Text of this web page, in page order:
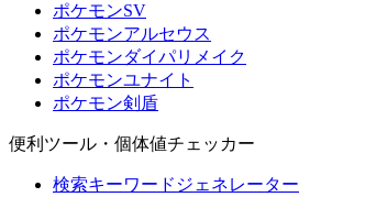
ポケモンSV
ポケモンアルセウス
ポケモンダイパリメイク
ポケモンユナイト
ポケモン剣盾
便利ツール・個体値チェッカー
検索キーワードジェネレーター